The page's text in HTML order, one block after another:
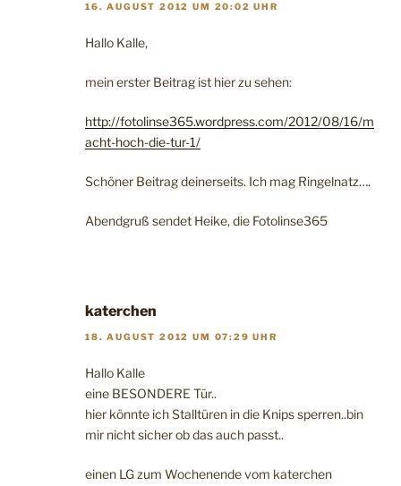
16. AUGUST 2012 UM 20:02 UHR
Hallo Kalle,
mein erster Beitrag ist hier zu sehen:
http://fotolinse365.wordpress.com/2012/08/16/m
acht-hoch-die-tur-1/
Schöner Beitrag deinerseits. Ich mag Ringelnatz….
Abendgruß sendet Heike, die Fotolinse365
katerchen
18. AUGUST 2012 UM 07:29 UHR
Hallo Kalle
eine BESONDERE Tür..
hier könnte ich Stalltüren in die Knips sperren..bin
mir nicht sicher ob das auch passt..
einen LG zum Wochenende vom katerchen